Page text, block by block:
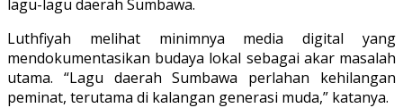
lagu-lagu daerah Sumbawa.
Luthfiyah melihat minimnya media digital yang
mendokumentasikan budaya lokal sebagai akar masalah
utama. “Lagu daerah Sumbawa perlahan kehilangan
peminat, terutama di kalangan generasi muda,” katanya.